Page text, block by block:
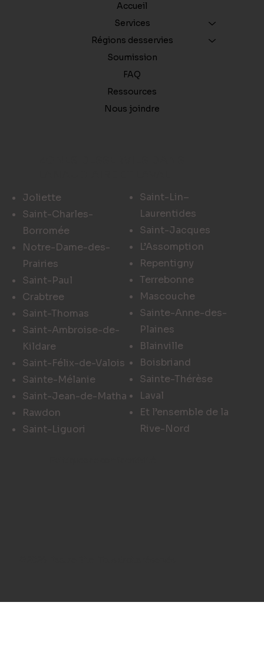
Accueil
Services
Régions desservies
Soumission
FAQ
Ressources
Nous joindre
Joliette
Saint-Charles-
Borromée
Notre-Dame-des-
Prairies
Saint-Paul
Crabtree
Saint-Thomas
Saint-Ambroise-de-
Kildare
Saint-Félix-de-Valois
Sainte-Mélanie
Saint-Jean-de-Matha
Rawdon
Saint-Liguori
Saint-Lin–
Laurentides
Saint-Jacques
L’Assomption
Repentigny
Terrebonne
Mascouche
Sainte-Anne-des-
Plaines
Blainville
Boisbriand
Sainte-Thérèse
Laval
Et l’ensemble de la
Rive-Nord